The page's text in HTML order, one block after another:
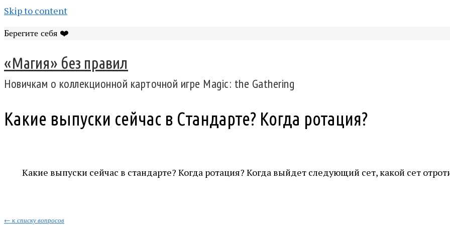
Skip to content
Берегите себя ❤️
«Магия» без правил
Новичкам о коллекционной карточной игре Magic: the Gathering
Какие выпуски сейчас в Стандарте? Когда ротация?
Какие выпуски сейчас в стандарте? Когда ротация? Когда выйдет следующий сет, какой сет
← к списку вопросов